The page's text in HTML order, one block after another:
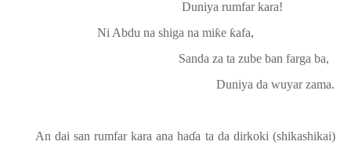
Duniya rumfar kara!
Ni Abdu na shiga na miƙe ƙafa,
Sanda za ta zube ban farga ba,
Duniya da wuyar zama.
An dai san rumfar kara ana haɗa ta da dirkoki (shikashikai)